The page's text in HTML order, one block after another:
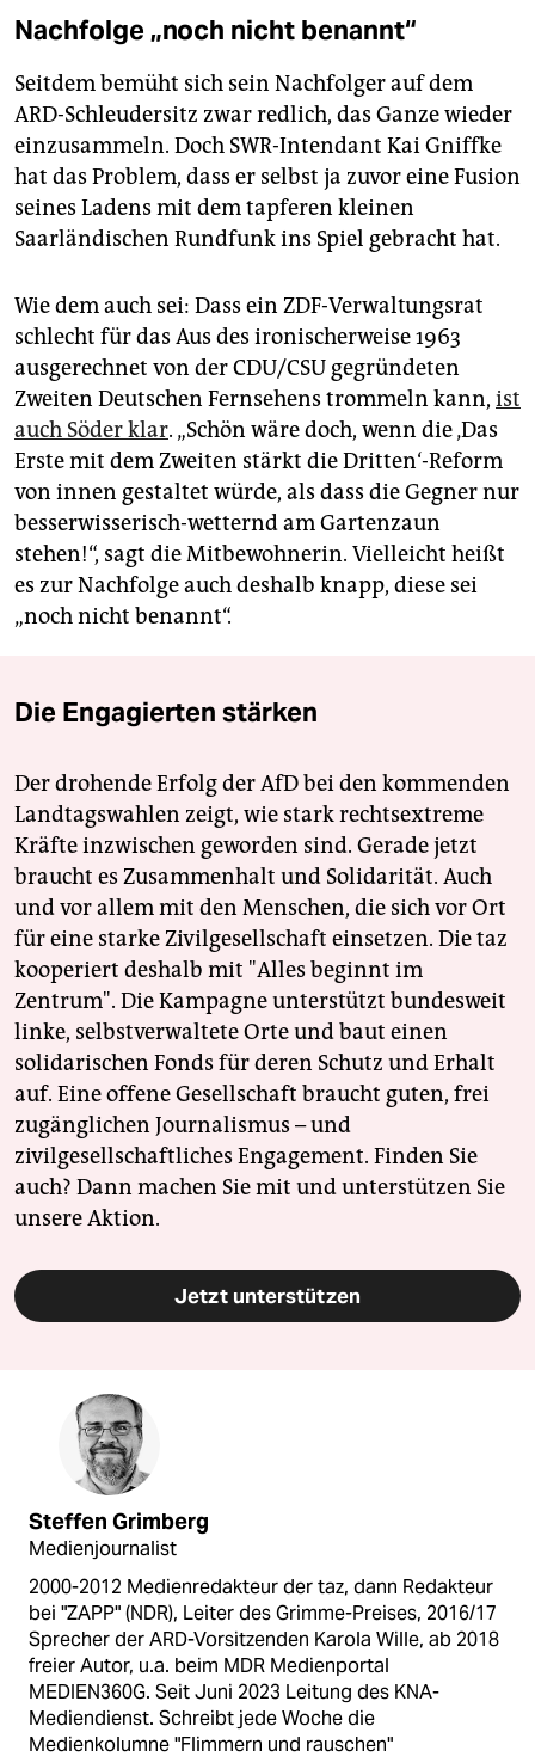
Nachfolge „noch nicht benannt“
Seitdem bemüht sich sein Nachfolger auf dem
ARD-Schleudersitz zwar redlich, das Ganze wieder
einzusammeln. Doch SWR-Intendant Kai Gniffke
hat das Problem, dass er selbst ja zuvor eine Fusion
seines Ladens mit dem tapferen kleinen
Saarländischen Rundfunk ins Spiel gebracht hat.
Wie dem auch sei: Dass ein ZDF-Verwaltungsrat
schlecht für das Aus des ironischerweise 1963
ausgerechnet von der CDU/CSU gegründeten
Zweiten Deutschen Fernsehens trommeln kann, ist
auch Söder klar. „Schön wäre doch, wenn die ‚Das
Erste mit dem Zweiten stärkt die Dritten‘-Reform
von innen gestaltet würde, als dass die Gegner nur
besserwisserisch-wetternd am Gartenzaun
stehen!“, sagt die Mitbewohnerin. Vielleicht heißt
es zur Nachfolge auch deshalb knapp, diese sei
„noch nicht benannt“.
Die Engagierten stärken
Der drohende Erfolg der AfD bei den kommenden
Landtagswahlen zeigt, wie stark rechtsextreme
Kräfte inzwischen geworden sind. Gerade jetzt
braucht es Zusammenhalt und Solidarität. Auch
und vor allem mit den Menschen, die sich vor Ort
für eine starke Zivilgesellschaft einsetzen. Die taz
kooperiert deshalb mit "Alles beginnt im
Zentrum". Die Kampagne unterstützt bundesweit
linke, selbstverwaltete Orte und baut einen
solidarischen Fonds für deren Schutz und Erhalt
auf. Eine offene Gesellschaft braucht guten, frei
zugänglichen Journalismus – und
zivilgesellschaftliches Engagement. Finden Sie
auch? Dann machen Sie mit und unterstützen Sie
unsere Aktion.
Jetzt unterstützen
Steffen Grimberg
Medienjournalist
2000-2012 Medienredakteur der taz, dann Redakteur
bei "ZAPP" (NDR), Leiter des Grimme-Preises, 2016/17
Sprecher der ARD-Vorsitzenden Karola Wille, ab 2018
freier Autor, u.a. beim MDR Medienportal
MEDIEN360G. Seit Juni 2023 Leitung des KNA-
Mediendienst. Schreibt jede Woche die
Medienkolumne "Flimmern und rauschen"